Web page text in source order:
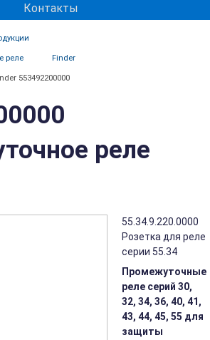
Контакты
реле Finder
553492200000
реле
55.34.9.220.0000
Розетка для реле
серии 55.34
Промежуточные
реле серий 30,
32, 34, 36, 40, 41,
43, 44, 45, 55 для
защиты